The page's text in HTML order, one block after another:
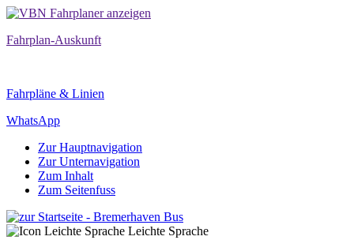
Fahrplan-Auskunft
Fahrpläne & Linien
WhatsApp
Zur Hauptnavigation
Zur Unternavigation
Zum Inhalt
Zum Seitenfuss
Leichte Sprache